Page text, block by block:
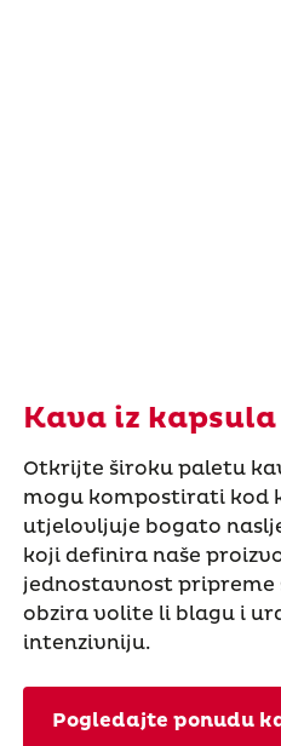
Kava iz kapsula
Otkrijte široku paletu
mogu kompostirati kod
utjelovljuje bogato
koji definira naše
jednostavnost pripreme
obzira volite li blagu i
intenzivniju.
Pogledajte ponudu